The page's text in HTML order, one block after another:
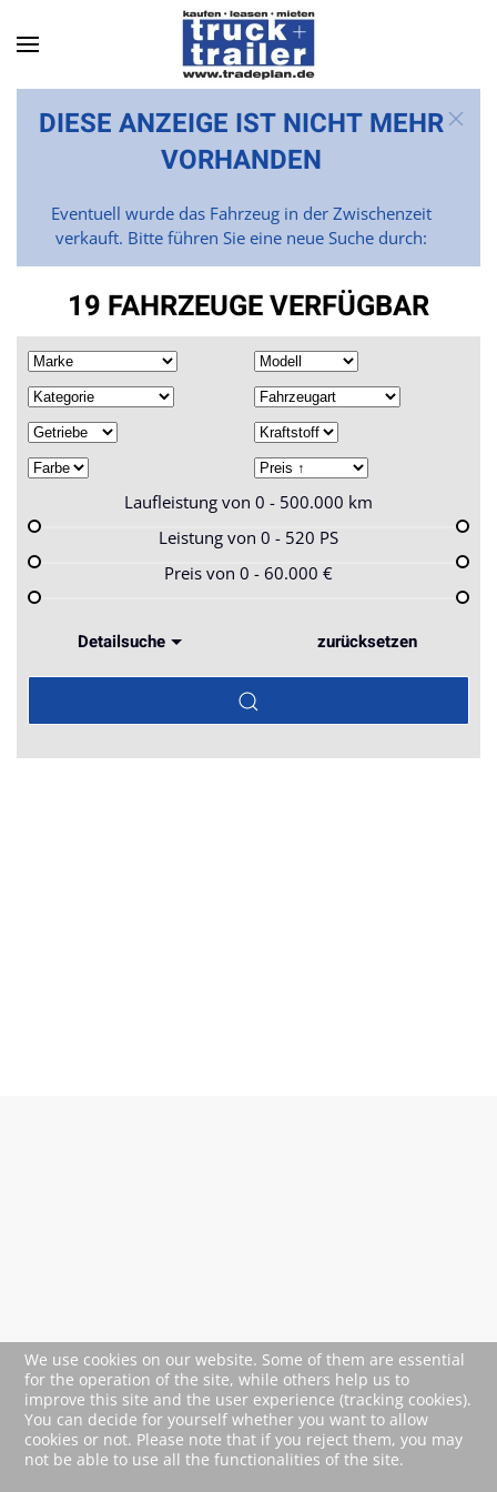
Skip to main content
DIESE ANZEIGE IST NICHT MEHR
VORHANDEN
Eventuell wurde das Fahrzeug in der Zwischenzeit
verkauft. Bitte führen Sie eine neue Suche durch:
19 FAHRZEUGE VERFÜGBAR
Laufleistung von 0 - 500.000 km
Leistung von 0 - 520 PS
Preis von 0 - 60.000 €
Detailsuche zurücksetzen
We use cookies on our website. Some of them are essential
for the operation of the site, while others help us to
improve this site and the user experience (tracking cookies).
You can decide for yourself whether you want to allow
cookies or not. Please note that if you reject them, you may
not be able to use all the functionalities of the site.